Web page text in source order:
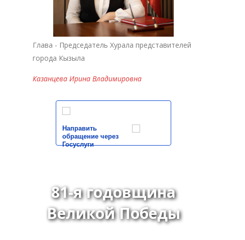
Глава - Председатель Хурала представителей
города Кызыла
Казанцева Ирина Владимировна
Направить
обращение через
Госуслуги
81-я годовщина
Великой Победы